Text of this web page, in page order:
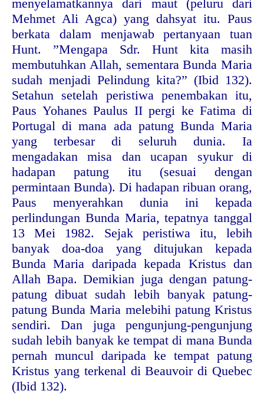
menyelamatkannya dari maut (peluru dari
Mehmet Ali Agca) yang dahsyat itu. Paus
berkata dalam menjawab pertanyaan tuan
Hunt. ”Mengapa Sdr. Hunt kita masih
membutuhkan Allah, sementara Bunda Maria
sudah menjadi Pelindung kita?” (Ibid 132).
Setahun setelah peristiwa penembakan itu,
Paus Yohanes Paulus II pergi ke Fatima di
Portugal di mana ada patung Bunda Maria
yang terbesar di seluruh dunia. Ia
mengadakan misa dan ucapan syukur di
hadapan patung itu (sesuai dengan
permintaan Bunda). Di hadapan ribuan orang,
Paus menyerahkan dunia ini kepada
perlindungan Bunda Maria, tepatnya tanggal
13 Mei 1982. Sejak peristiwa itu, lebih
banyak doa-doa yang ditujukan kepada
Bunda Maria daripada kepada Kristus dan
Allah Bapa. Demikian juga dengan patung-
patung dibuat sudah lebih banyak patung-
patung Bunda Maria melebihi patung Kristus
sendiri. Dan juga pengunjung-pengunjung
sudah lebih banyak ke tempat di mana Bunda
pernah muncul daripada ke tempat patung
Kristus yang terkenal di Beauvoir di Quebec
(Ibid 132).